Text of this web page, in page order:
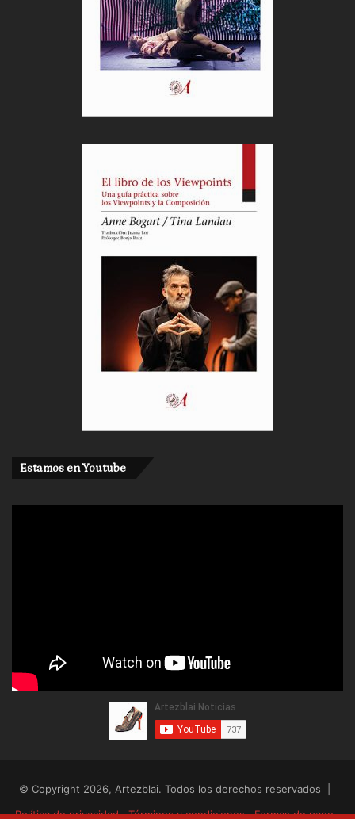
Estamos en Youtube
© Copyright 2026, Artezblai. Todos los derechos reservados |
Política de privacidad
Términos y condiciones Formas de pago